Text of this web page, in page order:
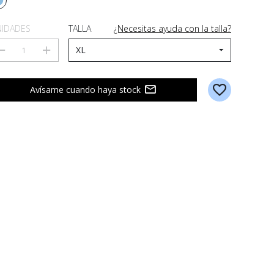
TALLA ¿Necesitas ayuda con la talla?
Avísame cuando haya stock